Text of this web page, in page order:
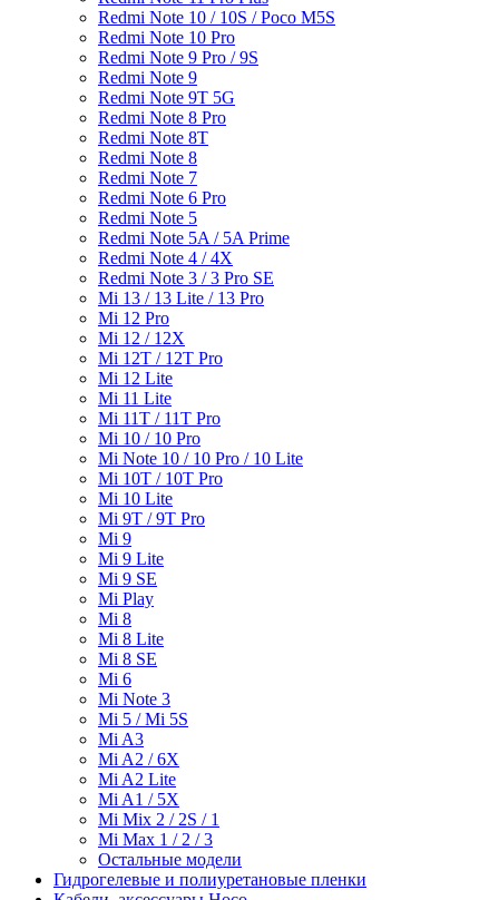
Redmi Note 10 / 10S / Poco M5S
Redmi Note 10 Pro
Redmi Note 9 Pro / 9S
Redmi Note 9
Redmi Note 9T 5G
Redmi Note 8 Pro
Redmi Note 8T
Redmi Note 8
Redmi Note 7
Redmi Note 6 Pro
Redmi Note 5
Redmi Note 5A / 5A Prime
Redmi Note 4 / 4X
Redmi Note 3 / 3 Pro SE
Mi 13 / 13 Lite / 13 Pro
Mi 12 Pro
Mi 12 / 12X
Mi 12T / 12T Pro
Mi 12 Lite
Mi 11 Lite
Mi 11T / 11T Pro
Mi 10 / 10 Pro
Mi Note 10 / 10 Pro / 10 Lite
Mi 10T / 10T Pro
Mi 10 Lite
Mi 9T / 9T Pro
Mi 9
Mi 9 Lite
Mi 9 SE
Mi Play
Mi 8
Mi 8 Lite
Mi 8 SE
Mi 6
Mi Note 3
Mi 5 / Mi 5S
Mi A3
Mi A2 / 6X
Mi A2 Lite
Mi A1 / 5X
Mi Mix 2 / 2S / 1
Mi Max 1 / 2 / 3
Остальные модели
Гидрогелевые и полиуретановые пленки